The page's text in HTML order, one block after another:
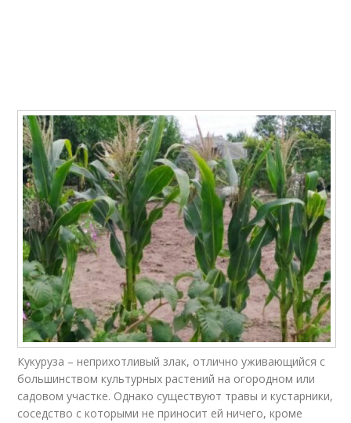
Кукуруза – неприхотливый злак, отлично уживающийся с
большинством культурных растений на огородном или
садовом участке. Однако существуют травы и кустарники,
соседство с которыми не приносит ей ничего, кроме